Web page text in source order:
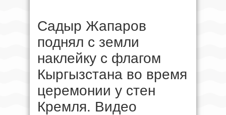
Садыр Жапаров
поднял с земли
наклейку с флагом
Кыргызстана во время
церемонии у стен
Кремля. Видео